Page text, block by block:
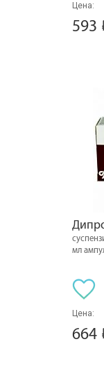
Цена:
593
мл
Цена:
664